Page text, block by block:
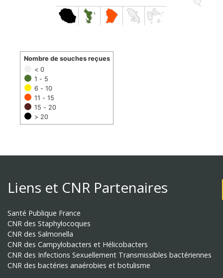
< 0
1 - 5
6 - 10
11 - 15
15 - 20
> 20
Nombre de souches reçues
Liens et CNR Partenaires
Santé Publique France
CNR des Staphylocoques
CNR des Salmonella
CNR des Campylobacters et Hélicobacters
CNR des Infections Sexuellement Transmissibles bactériennes
CNR des bactéries anaérobies et botulisme